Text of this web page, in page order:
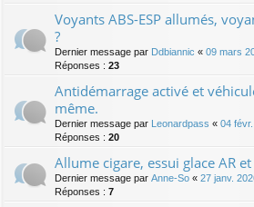
Voyants ABS-ESP allumés,
?
Dernier message par Ddbiannic « 09 mars
Réponses : 23
Antidémarrage activé et
même.
Dernier message par Leonardpass « 04
Réponses : 20
Allume cigare, essui glace AR et
Dernier message par Anne-So « 27 janv.
Réponses : 7